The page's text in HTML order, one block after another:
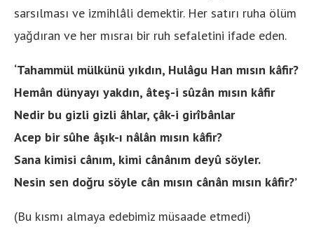
sarsılması ve izmihlâli demektir. Her satırı ruha ölüm
yağdıran ve her mısraı bir ruh sefaletini ifade eden.
‘Tahammül mülkünü yıkdın, Hulâgu Han mısın kâfir?
Hemân dünyayı yakdın, âteş-i sûzân mısın kâfir
Nedir bu gizli gizli âhlar, çâk-i girîbânlar
Acep bir sûhe âşık-ı nâlân mısın kâfir?
Sana kimisi cânım, kimi cânânım deyû söyler.
Nesin sen doğru söyle cân mısın cânân mısın kâfir?’
(Bu kısmı almaya edebimiz müsaade etmedi)